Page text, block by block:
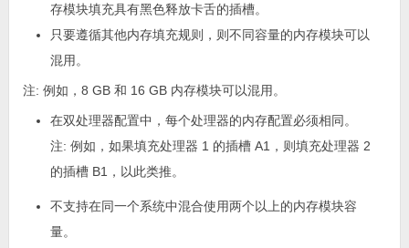
存模块填充具有黑色释放卡舌的插槽。
只要遵循其他内存填充规则，则不同容量的内存模块可以
混用。
注: 例如，8 GB 和 16 GB 内存模块可以混用。
在双处理器配置中，每个处理器的内存配置必须相同。
注: 例如，如果填充处理器 1 的插槽 A1，则填充处理器 2
的插槽 B1，以此类推。
不支持在同一个系统中混合使用两个以上的内存模块容
量。